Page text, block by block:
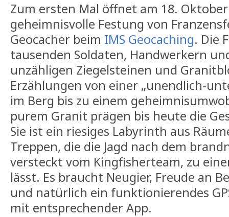
Zum ersten Mal öffnet am 18.
geheimnisvolle Festung von
Geocacher beim IMS Geocaching. Die
tausenden Soldaten, Handwerkern
unzähligen Ziegelsteinen und
Erzählungen von einer „unendlich-
im Berg bis zu einem
purem Granit prägen bis heute die
Sie ist ein riesiges Labyrinth aus
Treppen, die die Jagd nach dem
versteckt vom Kingfisherteam, zu
lässt. Es braucht Neugier, Freude an
und natürlich ein funktionierendes
mit entsprechender App.